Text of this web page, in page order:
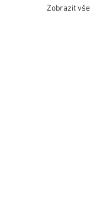
Zobrazit vše